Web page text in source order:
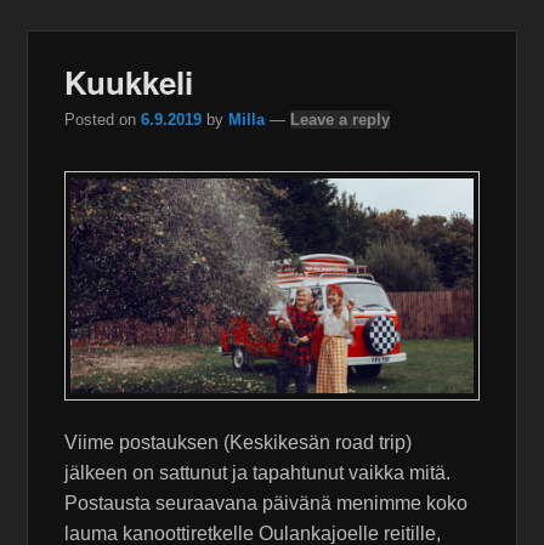
Kuukkeli
Posted on6.9.2019 by Milla — Leave a reply
Viime postauksen (Keskikesän road trip)
jälkeen on sattunut ja tapahtunut vaikka mitä.
Postausta seuraavana päivänä menimme koko
lauma kanoottiretkelle Oulankajoelle reitille,